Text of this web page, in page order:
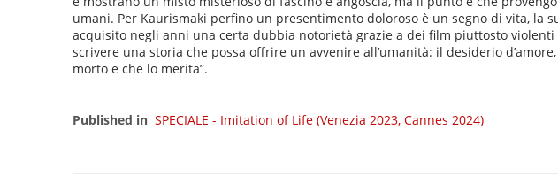
umani. Per Kaurismaki perfino un presentimento doloroso è un segno di vita, la
acquisito negli anni una certa dubbia notorietà grazie a dei film piuttosto
scrivere una storia che possa offrire un avvenire all’umanità: il desiderio
morto e che lo merita”.
Published in SPECIALE - Imitation of Life (Venezia 2023, Cannes 2024)